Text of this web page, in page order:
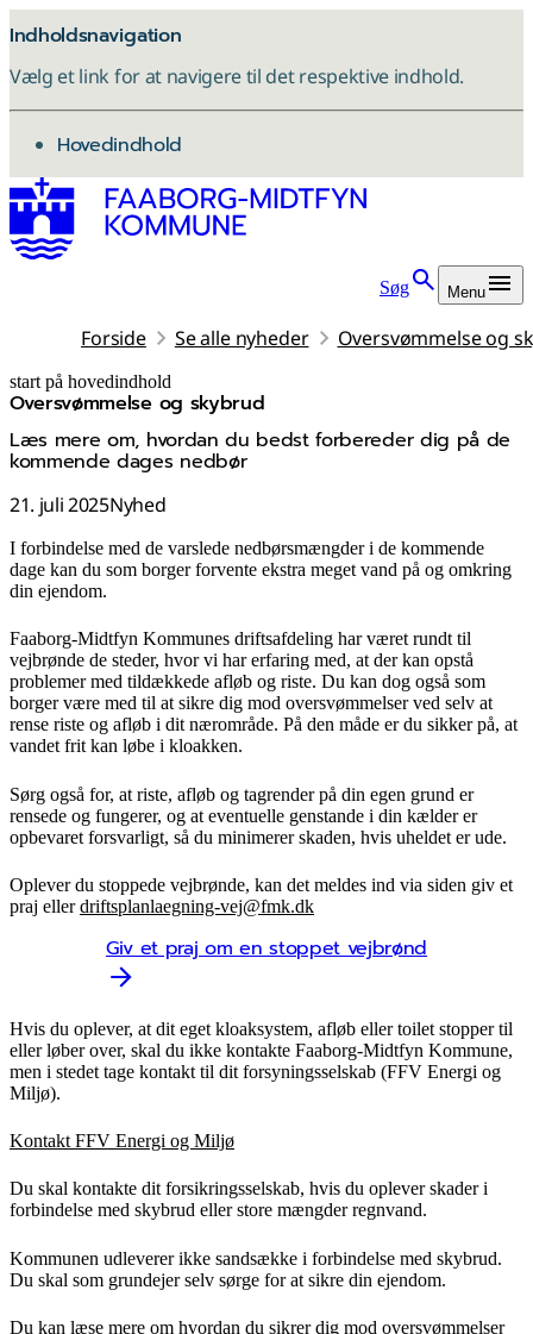
Indholdsnavigation
Vælg et link for at navigere til det respektive indhold.
gå til
Hovedindhold
Søg Menu
Forside Se alle nyheder Oversvømmelse og
start på hovedindhold
Oversvømmelse og skybrud
Læs mere om, hvordan du bedst forbereder dig på de
kommende dages nedbør
21. juli 2025Nyhed
senest opdateret 5. februar 2026
I forbindelse med de varslede nedbørsmængder i de kommende
dage kan du som borger forvente ekstra meget vand på og omkring
din ejendom.
Faaborg-Midtfyn Kommunes driftsafdeling har været rundt til
vejbrønde de steder, hvor vi har erfaring med, at der kan opstå
problemer med tildækkede afløb og riste. Du kan dog også som
borger være med til at sikre dig mod oversvømmelser ved selv at
rense riste og afløb i dit nærområde. På den måde er du sikker på, at
vandet frit kan løbe i kloakken.
Sørg også for, at riste, afløb og tagrender på din egen grund er
rensede og fungerer, og at eventuelle genstande i din kælder er
opbevaret forsvarligt, så du minimerer skaden, hvis uheldet er ude.
Oplever du stoppede vejbrønde, kan det meldes ind via siden giv et
praj ellerdriftsplanlaegning-vej@fmk.dk
Giv et praj om en stoppet vejbrønd
Hvis du oplever, at dit eget kloaksystem, afløb eller toilet stopper til
eller løber over, skal du ikke kontakte Faaborg-Midtfyn Kommune,
men i stedet tage kontakt til dit forsyningsselskab (FFV Energi og
Miljø).
Kontakt FFV Energi og Miljø
Du skal kontakte dit forsikringsselskab, hvis du oplever skader i
forbindelse med skybrud eller store mængder regnvand.
Kommunen udleverer ikke sandsække i forbindelse med skybrud.
Du skal som grundejer selv sørge for at sikre din ejendom.
Du kan læse mere om hvordan du sikrer dig mod oversvømmelser